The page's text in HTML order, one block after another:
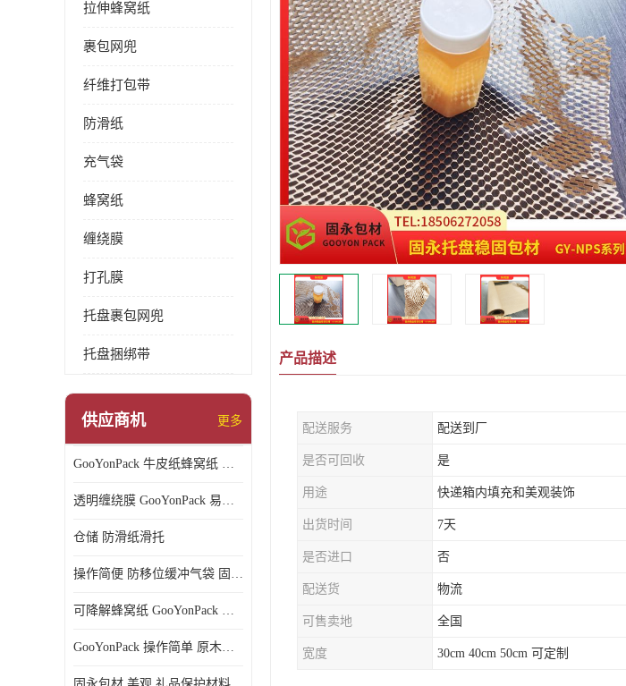
拉伸蜂窝纸
裹包网兜
纤维打包带
防滑纸
充气袋
蜂窝纸
缠绕膜
打孔膜
托盘裹包网兜
托盘捆绑带
供应商机 更多
GooYonPack 牛皮纸蜂窝纸 循环使用
透明缠绕膜 GooYonPack 易撕扯不残留
仓储 防滑纸滑托
操作简便 防移位缓冲气袋 固永包材
可降解蜂窝纸 GooYonPack 循环使用
GooYonPack 操作简单 原木浆蜂巢网格纸
产品描述
配送服务 配送到厂
是否可回收 是
用途 快递箱内填充和美观装饰
出货时间 7天
是否进口 否
配送货 物流
可售卖地 全国
宽度 30cm 40cm 50cm 可定制